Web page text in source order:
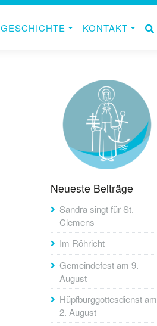
GESCHICHTE KONTAKT
Neueste Beiträge
Sandra singt für St.
Clemens
Im Röhricht
Gemeindefest am 9.
August
Hüpfburggottesdienst am
2. August